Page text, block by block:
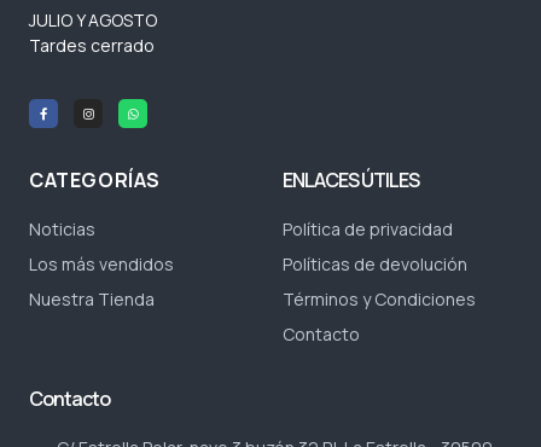
JULIO Y AGOSTO
Tardes cerrado
CATEGORÍAS
Noticias
Los más vendidos
Nuestra Tienda
ENLACES ÚTILES
Política de privacidad
Políticas de devolución
Términos y Condiciones
Contacto
Contacto